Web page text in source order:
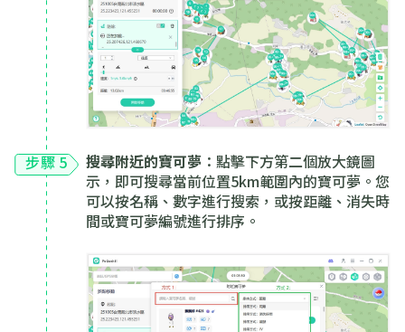
步驟 5 搜尋附近的寶可夢 ：點擊下方第二個放大鏡圖
示，即可搜尋當前位置5km範圍內的寶可夢。您
可以按名稱、數字進行搜索，或按距離、消失時
間或寶可夢編號進行排序。